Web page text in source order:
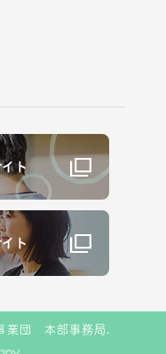
ト
ト
業団 本部事務局.